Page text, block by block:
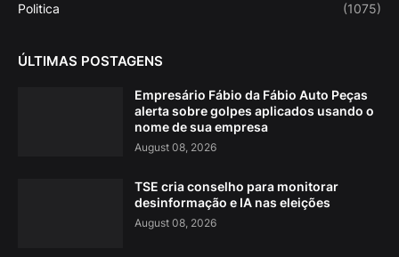
Politica (1075)
ÚLTIMAS POSTAGENS
Empresário Fábio da Fábio Auto Peças
alerta sobre golpes aplicados usando o
nome de sua empresa
August 08, 2026
TSE cria conselho para monitorar
desinformação e IA nas eleições
August 08, 2026